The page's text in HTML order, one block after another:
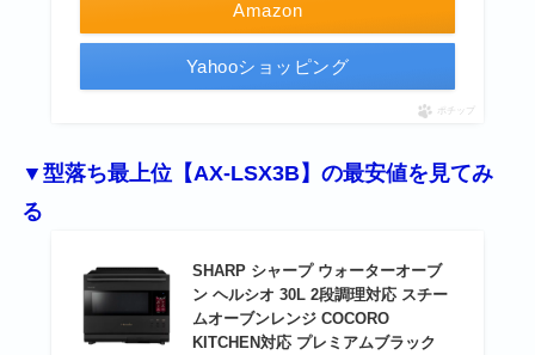
Amazon
Yahooショッピング
ポチップ
▼型落ち最上位【AX-LSX3B】の最安値を見てみ
る
SHARP シャープ ウォーターオーブ
ン ヘルシオ 30L 2段調理対応 スチー
ムオーブンレンジ COCORO
KITCHEN対応 プレミアムブラック